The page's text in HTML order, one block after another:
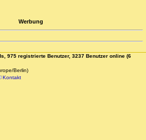
Werbung
975 registrierte Benutzer, 3237 Benutzer online (6
Berlin)
Kontakt